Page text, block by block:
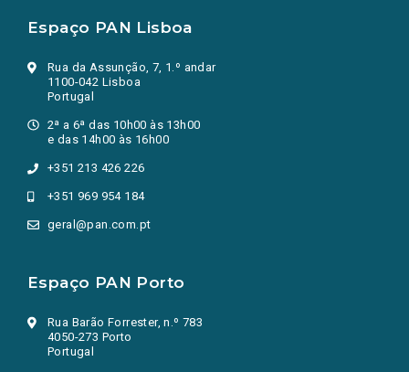
Espaço PAN Lisboa
Rua da Assunção, 7, 1.º andar
1100-042 Lisboa
Portugal
2ª a 6ª das 10h00 às 13h00
e das 14h00 às 16h00
+351 213 426 226
+351 969 954 184
geral@pan.com.pt
Espaço PAN Porto
Rua Barão Forrester, n.º 783
4050-273 Porto
Portugal